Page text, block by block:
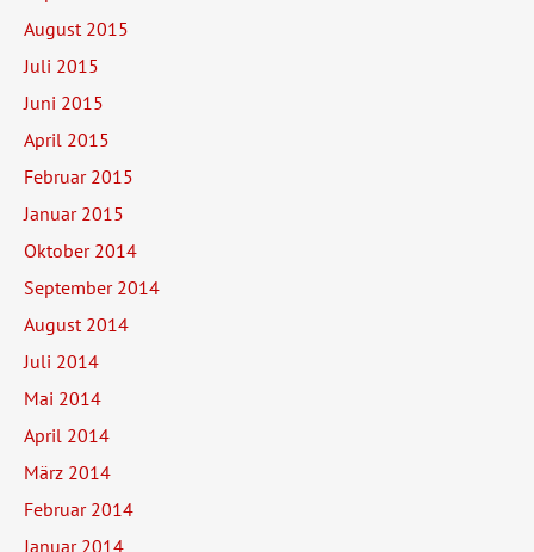
August 2015
Juli 2015
Juni 2015
April 2015
Februar 2015
Januar 2015
Oktober 2014
September 2014
August 2014
Juli 2014
Mai 2014
April 2014
März 2014
Februar 2014
Januar 2014